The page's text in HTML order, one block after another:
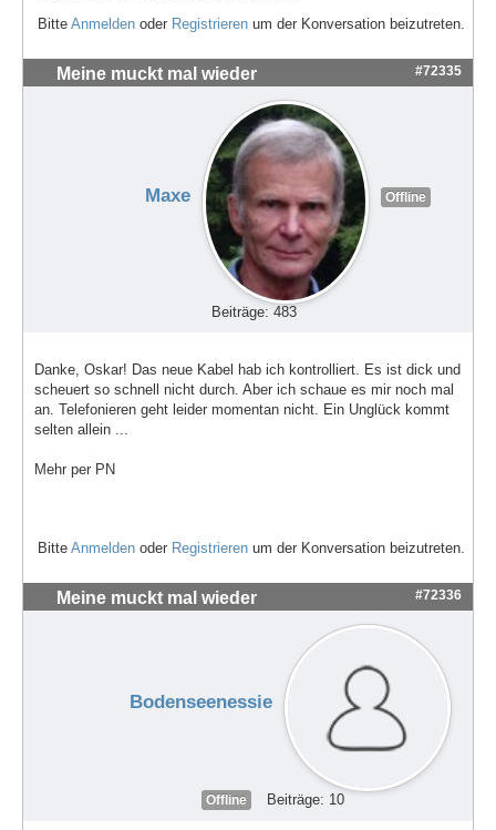
Bitte Anmelden oder Registrieren um der Konversation beizutreten.
Meine muckt mal wieder #72335
Maxe Offline
Beiträge: 483
Danke, Oskar! Das neue Kabel hab ich kontrolliert. Es ist dick und
scheuert so schnell nicht durch. Aber ich schaue es mir noch mal
an. Telefonieren geht leider momentan nicht. Ein Unglück kommt
selten allein ...
Mehr per PN
Bitte Anmelden oder Registrieren um der Konversation beizutreten.
Meine muckt mal wieder #72336
Bodenseenessie
Offline Beiträge: 10